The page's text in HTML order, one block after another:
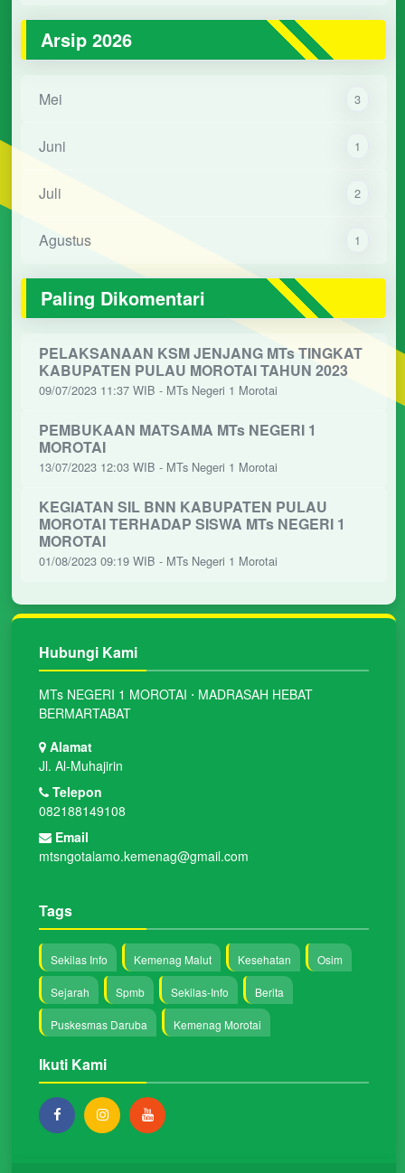
Arsip 2026
Mei 3
Juni 1
Juli 2
Agustus 1
Paling Dikomentari
PELAKSANAAN KSM JENJANG MTs TINGKAT
KABUPATEN PULAU MOROTAI TAHUN 2023
09/07/2023 11:37 WIB - MTs Negeri 1 Morotai
PEMBUKAAN MATSAMA MTs NEGERI 1
MOROTAI
13/07/2023 12:03 WIB - MTs Negeri 1 Morotai
KEGIATAN SIL BNN KABUPATEN PULAU
MOROTAI TERHADAP SISWA MTs NEGERI 1
MOROTAI
01/08/2023 09:19 WIB - MTs Negeri 1 Morotai
Hubungi Kami
MTs NEGERI 1 MOROTAI ⋅ MADRASAH HEBAT
BERMARTABAT
Alamat
Jl. Al-Muhajirin
Telepon
082188149108
Email
mtsngotalamo.kemenag@gmail.com
Tags
Sekilas Info Kemenag Malut Kesehatan Osim
Sejarah Spmb Sekilas-Info Berita
Puskesmas Daruba Kemenag Morotai
Ikuti Kami